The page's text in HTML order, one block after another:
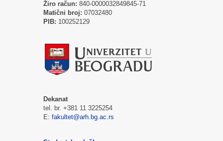
Žiro račun: 840-0000032849845-71
Matični broj: 07032480
PIB: 100252129
Dekanat
tel. br. +381 11 3225254
E: fakultet@arh.bg.ac.rs